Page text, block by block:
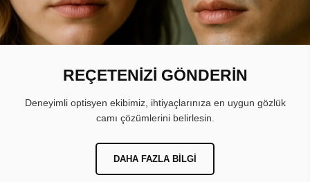
REÇETENİZİ GÖNDERİN
Deneyimli optisyen ekibimiz, ihtiyaçlarınıza en uygun gözlük
camı çözümlerini belirlesin.
DAHA FAZLA BILGI